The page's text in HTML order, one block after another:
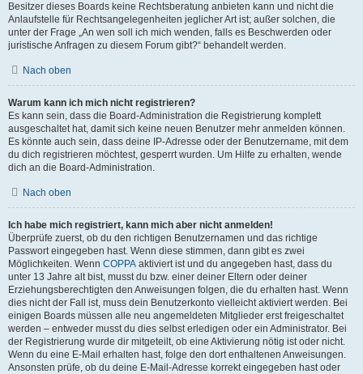
Besitzer dieses Boards keine Rechtsberatung anbieten kann und nicht die
Anlaufstelle für Rechtsangelegenheiten jeglicher Art ist; außer solchen, die
unter der Frage „An wen soll ich mich wenden, falls es Beschwerden oder
juristische Anfragen zu diesem Forum gibt?“ behandelt werden.
Nach oben
Warum kann ich mich nicht registrieren?
Es kann sein, dass die Board-Administration die Registrierung komplett
ausgeschaltet hat, damit sich keine neuen Benutzer mehr anmelden können.
Es könnte auch sein, dass deine IP-Adresse oder der Benutzername, mit dem
du dich registrieren möchtest, gesperrt wurden. Um Hilfe zu erhalten, wende
dich an die Board-Administration.
Nach oben
Ich habe mich registriert, kann mich aber nicht anmelden!
Überprüfe zuerst, ob du den richtigen Benutzernamen und das richtige
Passwort eingegeben hast. Wenn diese stimmen, dann gibt es zwei
Möglichkeiten. Wenn COPPA aktiviert ist und du angegeben hast, dass du
unter 13 Jahre alt bist, musst du bzw. einer deiner Eltern oder deiner
Erziehungsberechtigten den Anweisungen folgen, die du erhalten hast. Wenn
dies nicht der Fall ist, muss dein Benutzerkonto vielleicht aktiviert werden. Bei
einigen Boards müssen alle neu angemeldeten Mitglieder erst freigeschaltet
werden – entweder musst du dies selbst erledigen oder ein Administrator. Bei
der Registrierung wurde dir mitgeteilt, ob eine Aktivierung nötig ist oder nicht.
Wenn du eine E-Mail erhalten hast, folge den dort enthaltenen Anweisungen.
Ansonsten prüfe, ob du deine E-Mail-Adresse korrekt eingegeben hast oder